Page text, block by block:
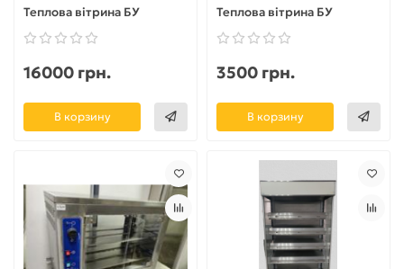
Теплова вітрина БУ
16000 грн.
В корзину
Теплова вітрина БУ
3500 грн.
В корзину